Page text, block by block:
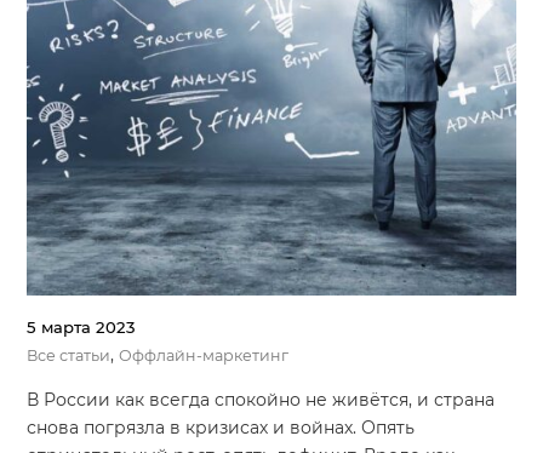
5 марта 2023
Все статьи,Оффлайн-маркетинг
В России как всегда спокойно не живётся, и страна
снова погрязла в кризисах и войнах. Опять